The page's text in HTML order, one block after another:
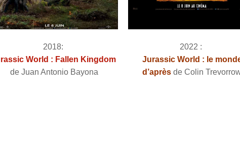
2018:
World : Fallen Kingdom
de Juan Antonio Bayona
2022 :
Jurassic World : le
d’après de Colin